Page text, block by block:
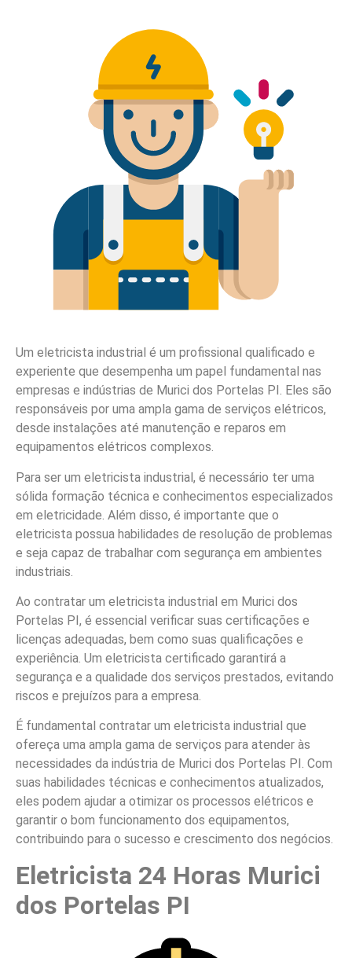
Um eletricista industrial é um profissional qualificado e
experiente que desempenha um papel fundamental nas
empresas e indústrias de Murici dos Portelas PI. Eles são
responsáveis por uma ampla gama de serviços elétricos,
desde instalações até manutenção e reparos em
equipamentos elétricos complexos.
Para ser um eletricista industrial, é necessário ter uma
sólida formação técnica e conhecimentos especializados
em eletricidade. Além disso, é importante que o
eletricista possua habilidades de resolução de problemas
e seja capaz de trabalhar com segurança em ambientes
industriais.
Ao contratar um eletricista industrial em Murici dos
Portelas PI, é essencial verificar suas certificações e
licenças adequadas, bem como suas qualificações e
experiência. Um eletricista certificado garantirá a
segurança e a qualidade dos serviços prestados, evitando
riscos e prejuízos para a empresa.
É fundamental contratar um eletricista industrial que
ofereça uma ampla gama de serviços para atender às
necessidades da indústria de Murici dos Portelas PI. Com
suas habilidades técnicas e conhecimentos atualizados,
eles podem ajudar a otimizar os processos elétricos e
garantir o bom funcionamento dos equipamentos,
contribuindo para o sucesso e crescimento dos negócios.
Eletricista 24 Horas Murici
dos Portelas PI